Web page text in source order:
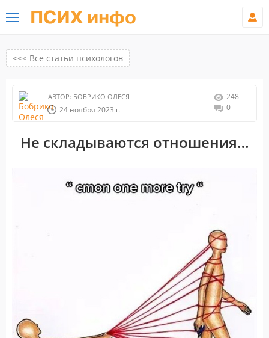
ПСИХ инфо
<<< Все статьи психологов
АВТОР: БОБРИКО ОЛЕСЯ
24 ноября 2023 г.
248
0
Не складываются отношения…